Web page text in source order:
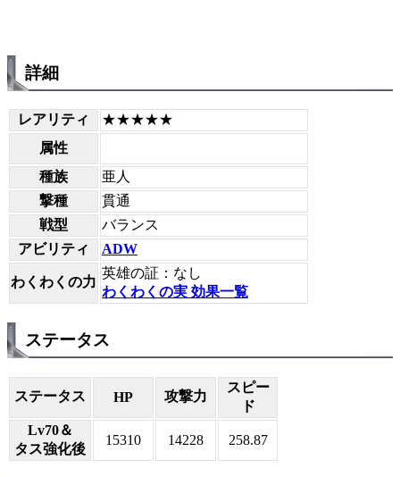
詳細
レアリティ
★★★★★
属性
種族
亜人
撃種
貫通
戦型
バランス
アビリティ
ADW
わくわくの力
英雄の証：なし
わくわくの実 効果一覧
ステータス
ステータス HP 攻撃力
スピー
ド
Lv70＆
タス強化後
15310 14228 258.87